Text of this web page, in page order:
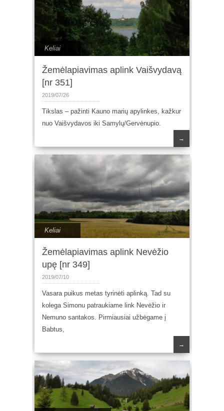
Keliai
Žemėlapiavimas aplink Vaišvydavą
[nr 351]
2019/07/26
Tikslas – pažinti Kauno marių apylinkes, kažkur
nuo Vaišvydavos iki Samylų/Gervėnupio.
→
Keliai
Žemėlapiavimas aplink Nevėžio
upę [nr 349]
2019/07/10
Vasara puikus metas tyrinėti aplinką. Tad su
kolega Simonu patraukiame link Nevėžio ir
Nemuno santakos. Pirmiausiai užbėgame į
Babtus,
→